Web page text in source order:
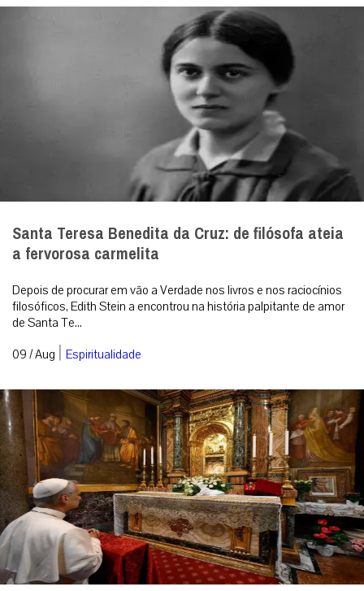
Santa Teresa Benedita da Cruz: de filósofa ateia
a fervorosa carmelita
Depois de procurar em vão a Verdade nos livros e nos raciocínios
filosóficos, Edith Stein a encontrou na história palpitante de amor
de Santa Te...
09 / Aug | Espiritualidade